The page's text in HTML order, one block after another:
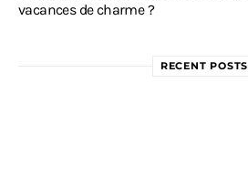
vacances de charme ?
RECENT POSTS